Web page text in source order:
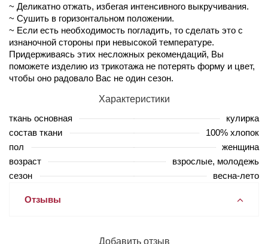
~ Деликатно отжать, избегая интенсивного выкручивания.
~ Сушить в горизонтальном положении.
~ Если есть необходимость погладить, то сделать это с
изнаночной стороны при невысокой температуре.
Придерживаясь этих несложных рекомендаций, Вы
поможете изделию из трикотажа не потерять форму и цвет,
чтобы оно радовало Вас не один сезон.
Характеристики
ткань основная
кулирка
состав ткани
100% хлопок
пол
женщина
возраст
взрослые, молодежь
сезон
весна-лето
Отзывы
Добавить отзыв